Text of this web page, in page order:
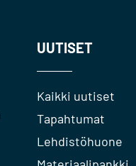
UUTISET
Kaikki uutiset
Tapahtumat
Lehdistöhuone